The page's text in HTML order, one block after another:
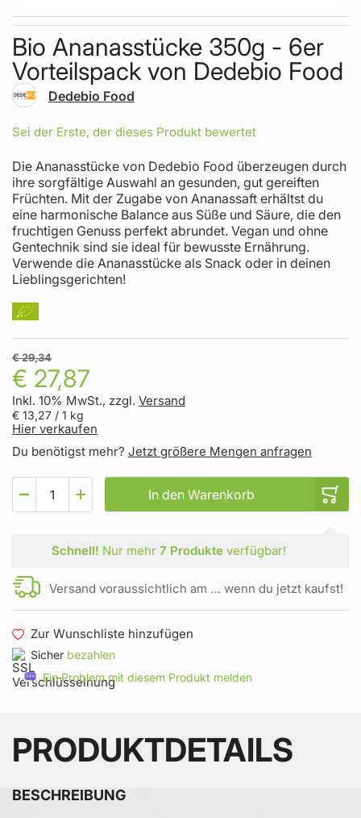
Skip to the beginning of the images gallery
Bio Ananasstücke 350g - 6er
Vorteilspack von Dedebio Food
Dedebio Food
Sei der Erste, der dieses Produkt bewertet
Die Ananasstücke von Dedebio Food überzeugen durch
ihre sorgfältige Auswahl an gesunden, gut gereiften
Früchten. Mit der Zugabe von Ananassaft erhältst du
eine harmonische Balance aus Süße und Säure, die den
fruchtigen Genuss perfekt abrundet. Vegan und ohne
Gentechnik sind sie ideal für bewusste Ernährung.
Verwende die Ananasstücke als Snack oder in deinen
Lieblingsgerichten!
€ 27,87
€ 29,34
Inkl. 10% MwSt., zzgl. Versand
€ 13,27 / 1 kg
Hier verkaufen
Du benötigst mehr? Jetzt größere Mengen anfragen
In den Warenkorb
Schnell! Nur mehr 7 Produkteverfügbar!
Versand voraussichtlich am … wenn du jetzt kaufst!
Zur Wunschliste hinzufügen
Sicher bezahlen
Ein Problem mit diesem Produkt melden
PRODUKTDETAILS
BESCHREIBUNG